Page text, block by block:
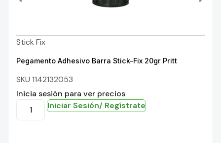
Stick Fix
Pegamento Adhesivo Barra Stick-Fix 20gr Pritt
SKU 1142132053
Inicia sesión para ver precios
Iniciar Sesión/ Regístrate